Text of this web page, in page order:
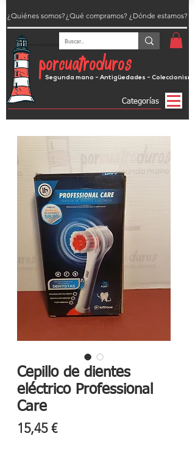
porcuatroduros
Segunda mano - Antigüedades - Coleccionismo
¿Dónde estamos?
¿Quiénes somos?
Categorías
¿Qué compramos?
Cepillo de dientes
eléctrico Professional
Care
15,45 €Precio